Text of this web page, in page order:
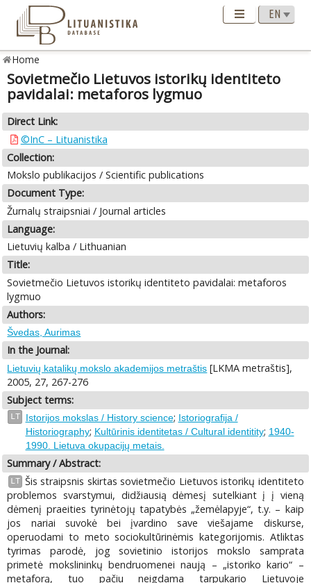
Home
Sovietmečio Lietuvos istorikų identiteto
pavidalai: metaforos lygmuo
Direct Link:
©InC – Lituanistika
Collection:
Mokslo publikacijos / Scientific publications
Document Type:
Žurnalų straipsniai / Journal articles
Language:
Lietuvių kalba / Lithuanian
Title:
Sovietmečio Lietuvos istorikų identiteto pavidalai: metaforos
lygmuo
Authors:
Švedas, Aurimas
In the Journal:
Lietuvių katalikų mokslo akademijos metraštis [LKMA metraštis],
2005, 27, 267-276
Subject terms:
LT Istorijos mokslas / History science; Istoriografija /
Historiography; Kultūrinis identitetas / Cultural identitity; 1940-
1990. Lietuva okupacijų metais.
Summary / Abstract:
LT Šis straipsnis skirtas sovietmečio Lietuvos istorikų identiteto
problemos svarstymui, didžiausią dėmesį sutelkiant į į vieną
dėmenį praeities tyrinėtojų tapatybės „žemėlapyje“, t.y. – kaip
jos nariai suvokė bei įvardino save viešajame diskurse,
operuodami to meto sociokultūrinėmis kategorijomis. Atliktas
tyrimas parodė, jog sovietinio istorijos mokslo samprata
primetė mokslininkų bendruomenei naują – „istoriko kario“ –
metaforą, tuo pačiu neigdama tarpukario Lietuvoje